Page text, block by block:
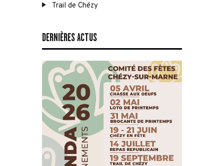
Trail de Chézy
DERNIÈRES ACTUS